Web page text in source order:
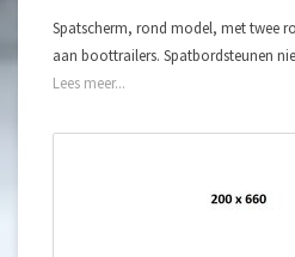
Spatscherm, rond model, met twee
aan boottrailers. Spatbordsteunen
Lees meer...